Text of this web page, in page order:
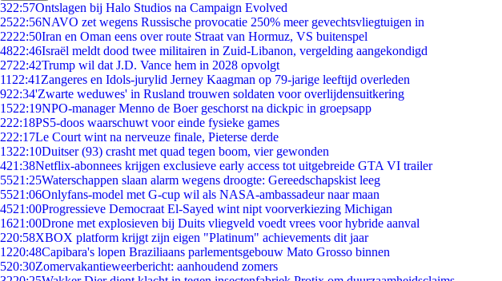
322:57Ontslagen bij Halo Studios na Campaign Evolved
2522:56NAVO zet wegens Russische provocatie 250% meer gevechtsvliegtuigen in
2222:50Iran en Oman eens over route Straat van Hormuz, VS buitenspel
4822:46Israël meldt dood twee militairen in Zuid-Libanon, vergelding aangekondigd
2722:42Trump wil dat J.D. Vance hem in 2028 opvolgt
11 22:41 Zangeres en Idols-jurylid Jerney Kaagman op 79-jarige leeftijd overleden
922:34'Zwarte weduwes' in Rusland trouwen soldaten voor overlijdensuitkering
1522:19NPO-manager Menno de Boer geschorst na dickpic in groepsapp
222:18PS5-doos waarschuwt voor einde fysieke games
222:17Le Court wint na nerveuze finale, Pieterse derde
1322:10Duitser (93) crasht met quad tegen boom, vier gewonden
421:38Netflix-abonnees krijgen exclusieve early access tot uitgebreide GTA VI trailer
5521:25Waterschappen slaan alarm wegens droogte: Gereedschapskist leeg
5521:06Onlyfans-model met G-cup wil als NASA-ambassadeur naar maan
4521:00Progressieve Democraat El-Sayed wint nipt voorverkiezing Michigan
1621:00Drone met explosieven bij Duits vliegveld voedt vrees voor hybride aanval
220:58XBOX platform krijgt zijn eigen "Platinum" achievements dit jaar
1220:48Capibara's lopen Braziliaans parlementsgebouw Mato Grosso binnen
520:30Zomervakantieweerbericht: aanhoudend zomers